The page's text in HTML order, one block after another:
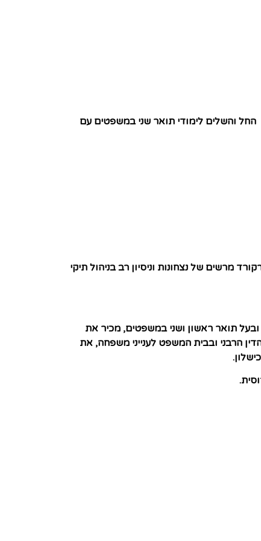
והשלים לימודי תואר שני במשפטים עם
מרשים של נצחונות וניסיון רב בניהול תיקי
ובעל תואר ראשון ושני במשפטים, מכיר את
הרבני ובבית המשפט לענייני משפחה, את